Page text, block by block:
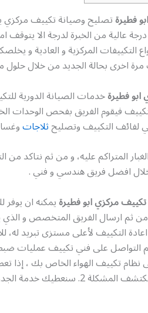
فطيرةتصليح وصيانة تكييف
عالية من الخبرة لدرجة الا يتوقف
التكييفات المركزية و العادية و
مرة اخرى بحالة الجديد من خلال حلول
فطيرةخدمات الصيانة الدورية
فيقوم الفريق بفحص الوحدات
لفائف التكييف وتصليحثلاجات
المتراكم عليه، و من ثم نتاكد من
افضل فريق هندسي و فني .
مركزي ابو فطيرةيمكنه ان
و من ثم ارسال الفريق المتخصص و
التكييف لأعلى مستزى تبريد له،
التواصل على فني تكييف عمليات